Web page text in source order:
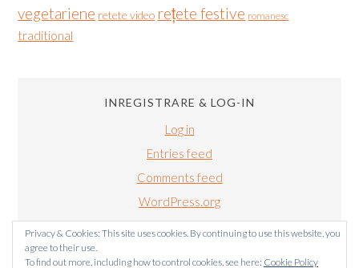
vegetariene retete video rețete festive romanesc
traditional
INREGISTRARE & LOG-IN
Log in
Entries feed
Comments feed
WordPress.org
Privacy & Cookies: This site uses cookies. By continuing to use this website, you
agree to their use.
To find out more, including how to control cookies, see here: Cookie Policy